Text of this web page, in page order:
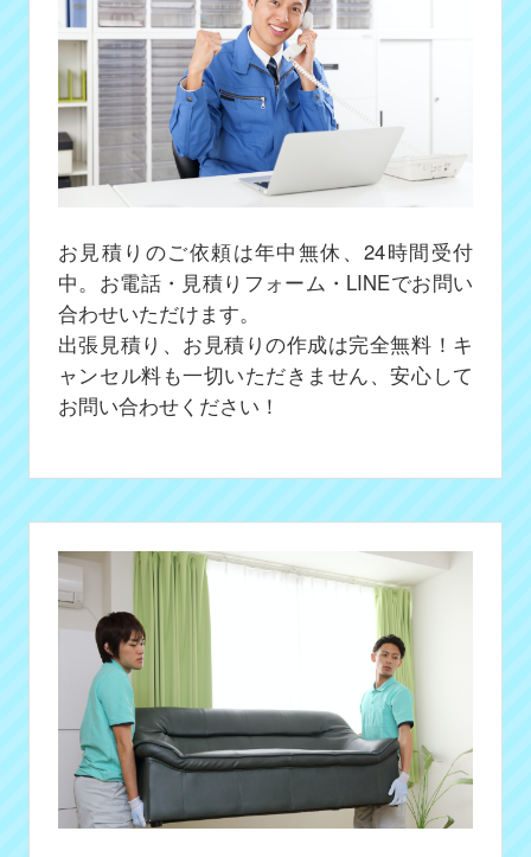
お見積りのご依頼は年中無休、24時間受付
中。お電話・見積りフォーム・LINEでお問い
合わせいただけます。
出張見積り、お見積りの作成は完全無料！キ
ャンセル料も一切いただきません、安心して
お問い合わせください！